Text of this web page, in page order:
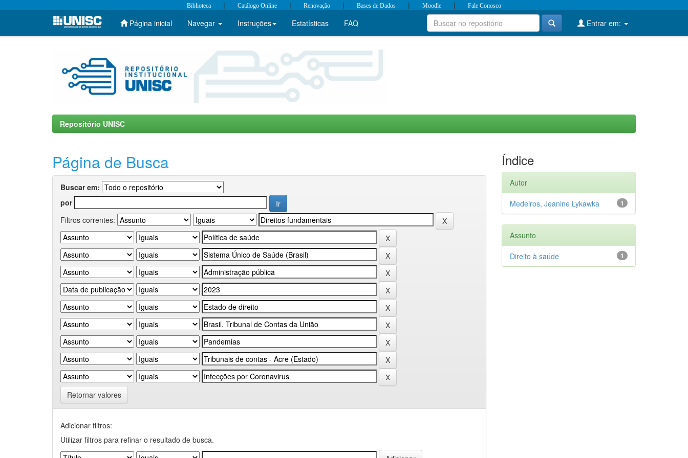
Skip
Biblioteca | Catálogo Online | Renovação | Bases de Dados | Moodle | Fale Conosco
Página inicial Navegar Instruções Estatísticas FAQ Entrar em:
Repositório UNISC
Página de Busca
Buscar em:
por
Filtros correntes:
Retornar valores
Adicionar filtros:
Utilizar filtros para refinar o resultado de busca.
Índice
Autor
1
Medeiros, Jeanine Lykawka
Assunto
1
Direito à saúde